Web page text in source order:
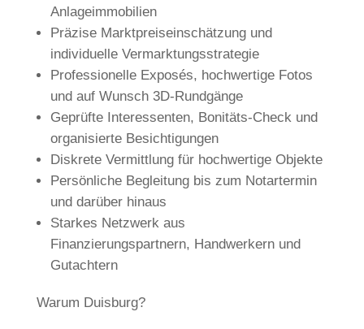
Anlageimmobilien
Präzise Marktpreiseinschätzung und
individuelle Vermarktungsstrategie
Professionelle Exposés, hochwertige Fotos
und auf Wunsch 3D-Rundgänge
Geprüfte Interessenten, Bonitäts-Check und
organisierte Besichtigungen
Diskrete Vermittlung für hochwertige Objekte
Persönliche Begleitung bis zum Notartermin
und darüber hinaus
Starkes Netzwerk aus
Finanzierungspartnern, Handwerkern und
Gutachtern
Warum Duisburg?